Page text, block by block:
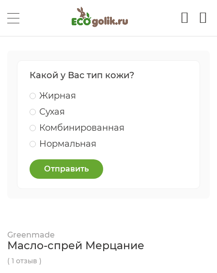
Какой у Вас тип кожи?
Жирная
Сухая
Комбинированная
Нормальная
Отправить
Greenmade
Масло-спрей Мерцание
( 1 отзыв )